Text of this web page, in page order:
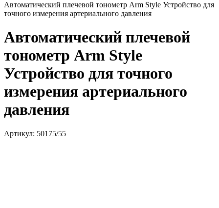
Автоматический плечевой тонометр Arm Style Устройство для
точного измерения артериального давления
Автоматический плечевой
тонометр Arm Style
Устройство для точного
измерения артериального
давления
Артикул: 50175/55